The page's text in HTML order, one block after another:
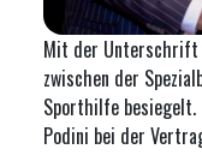
Mit der Unterschrift
zwischen der
Sporthilfe besiegelt.
Podini bei der